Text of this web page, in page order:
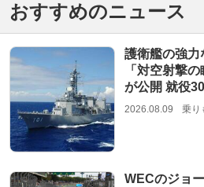
おすすめのニュース
護衛艦の強力
「対空射撃
が公開 就役
2026.08.09 乗り
WECのジョ